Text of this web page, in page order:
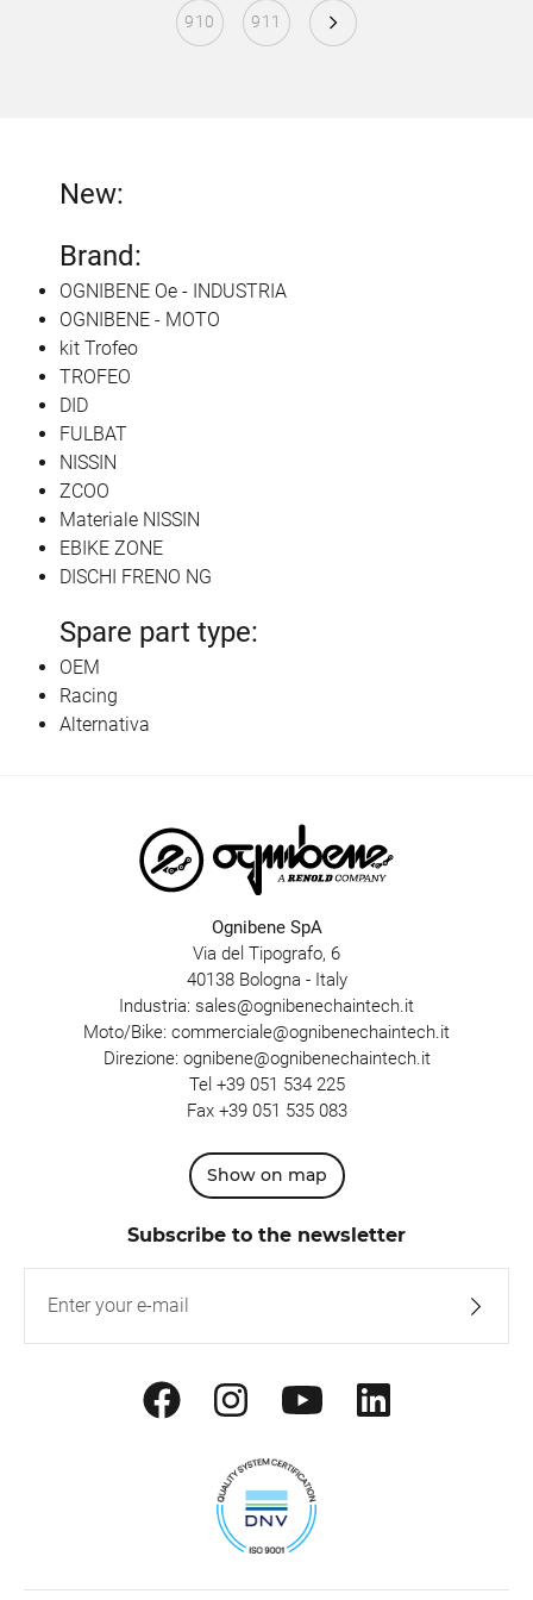
910 911
New:
Brand:
OGNIBENE Oe - INDUSTRIA
OGNIBENE - MOTO
kit Trofeo
TROFEO
DID
FULBAT
NISSIN
ZCOO
Materiale NISSIN
EBIKE ZONE
DISCHI FRENO NG
Spare part type:
OEM
Racing
Alternativa
Ognibene SpA
Via del Tipografo, 6
40138 Bologna - Italy
Industria: sales@ognibenechaintech.it
Moto/Bike: commerciale@ognibenechaintech.it
Direzione: ognibene@ognibenechaintech.it
Tel +39 051 534 225
Fax +39 051 535 083
Show on map
Subscribe to the newsletter